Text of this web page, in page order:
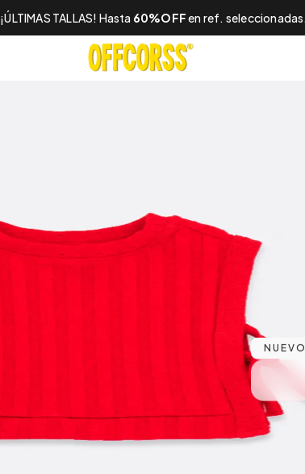
¡ÚLTIMAS TALLAS! Hasta 60%OFFen ref. seleccionadas.
NUEVO